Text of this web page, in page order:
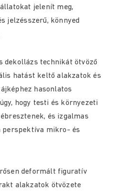
jelenít meg,
jelzésszerű, könnyed
dekollázs technikát ötvöző
hatást keltő alakzatok és
hasonlatos
hogy testi és környezeti
és izgalmas
perspektíva mikro- és
deformált figuratív
alakzatok ötvözete